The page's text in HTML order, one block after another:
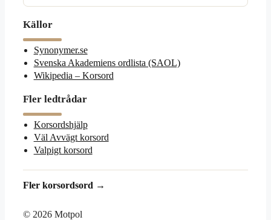
Källor
Synonymer.se
Svenska Akademiens ordlista (SAOL)
Wikipedia – Korsord
Fler ledtrådar
Korsordshjälp
Väl Avvägt korsord
Valpigt korsord
Fler korsordsord →
© 2026 Motpol